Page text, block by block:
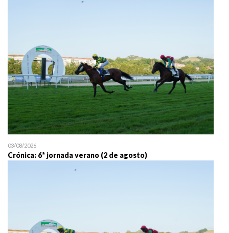
03/08/2026
Crónica: 6ª jornada verano (2 de agosto)